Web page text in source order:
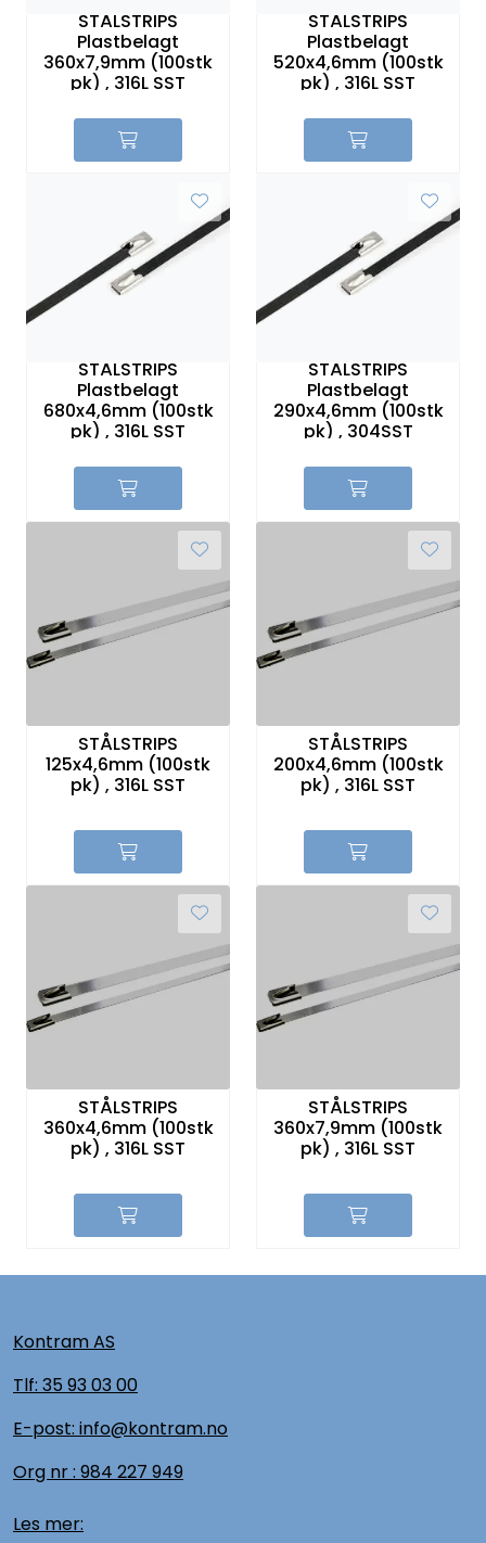
STÅLSTRIPS
Plastbelagt
360x7,9mm (100stk
pk) , 316L SST
STÅLSTRIPS
Plastbelagt
520x4,6mm (100stk
pk) , 316L SST
STÅLSTRIPS
Plastbelagt
680x4,6mm (100stk
pk) , 316L SST
STÅLSTRIPS
Plastbelagt
290x4,6mm (100stk
pk) , 304SST
STÅLSTRIPS
125x4,6mm (100stk
pk) , 316L SST
STÅLSTRIPS
200x4,6mm (100stk
pk) , 316L SST
STÅLSTRIPS
360x4,6mm (100stk
pk) , 316L SST
STÅLSTRIPS
360x7,9mm (100stk
pk) , 316L SST
Kontram AS
Tlf: 35 93 03 00
E-post: info@kontram.no
Org nr : 984 227 949
Les mer: